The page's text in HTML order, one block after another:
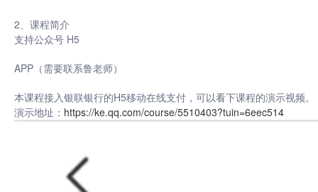
2、课程简介
支持公众号 H5
APP（需要联系鲁老师）
本课程接入银联银行的H5移动在线支付，可以看下课程的演示视频。
演示地址： https://ke.qq.com/course/5510403?tuin=6eec514